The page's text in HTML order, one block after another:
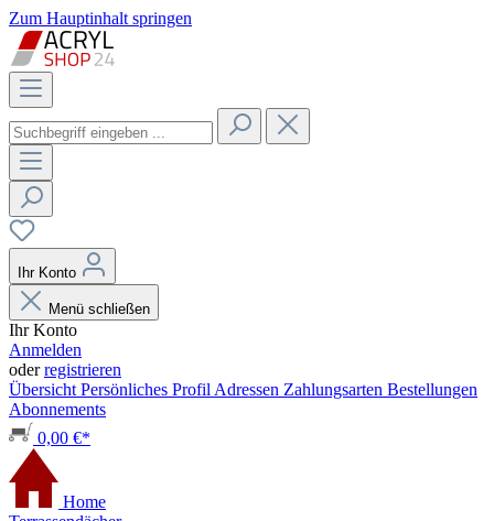
Zum Hauptinhalt springen
Ihr Konto
Menü schließen
Ihr Konto
Anmelden
oderregistrieren
Übersicht Persönliches Profil Adressen Zahlungsarten Bestellungen
Abonnements
0,00 €*
Home